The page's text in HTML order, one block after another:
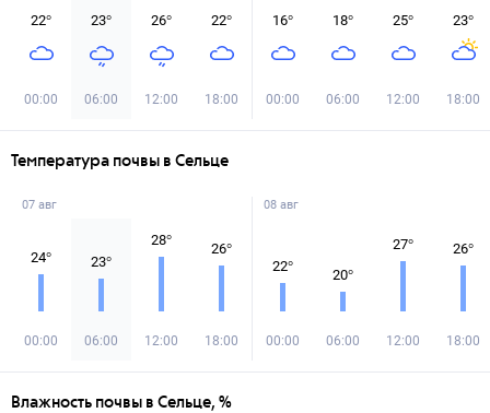
22°
00:00
23°
06:00
26°
12:00
22°
18:00
16°
00:00
18°
06:00
25°
12:00
23°
18:00
Температура почвы в Сельце
07 авг
24°
00:00
23°
06:00
28°
12:00
26°
18:00
08 авг
22°
00:00
20°
06:00
27°
12:00
26°
18:00
Влажность почвы в Сельце, %